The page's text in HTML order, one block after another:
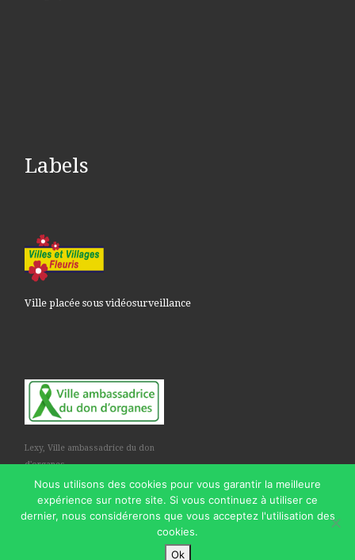
Labels
Ville placée sous vidéosurveillance
Lexy, Ville ambassadrice du don
d'organes
Commune de Lexy– Tous droits réservés
– Réalisé avec the
Nous utilisons des cookies pour vous garantir la meilleure
expérience sur notre site. Si vous continuez à utiliser ce
dernier, nous considérerons que vous acceptez l'utilisation des
cookies.
Ok